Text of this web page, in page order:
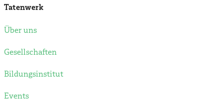
Tatenwerk
Über uns
Gesellschaften
Bildungsinstitut
Events